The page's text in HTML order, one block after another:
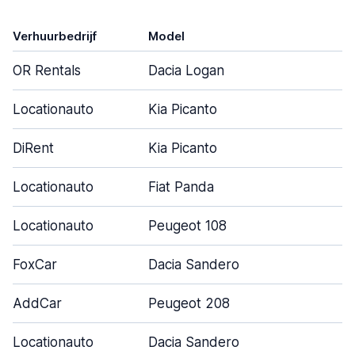
Verhuurbedrijf Model
OR Rentals Dacia Logan
Locationauto Kia Picanto
DiRent Kia Picanto
Locationauto Fiat Panda
Locationauto Peugeot 108
FoxCar Dacia Sandero
AddCar Peugeot 208
Locationauto Dacia Sandero